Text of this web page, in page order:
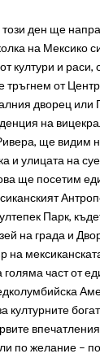
този ден ще
на Мексико
култури и раси,
тръгнем от
дворец или
на
ще видим
и улицата на
ще посетим
Парк,
на града и
на
голяма част от
културните
по желание –